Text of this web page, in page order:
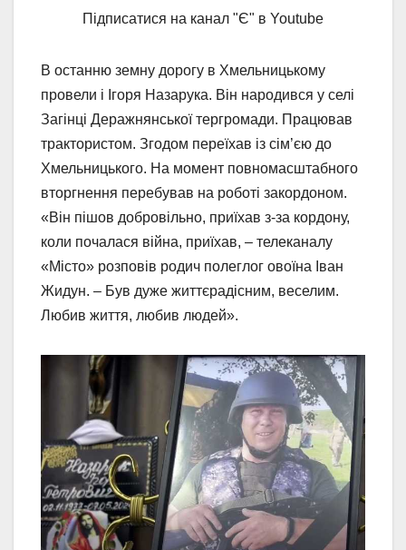
Підписатися на канал "Є" в Youtube
В останню земну дорогу в Хмельницькому
провели і Ігоря Назарука. Він народився у селі
Загінці Деражнянської тергромади. Працював
трактористом. Згодом переїхав із сім’єю до
Хмельницького. На момент повномасштабного
вторгнення перебував на роботі закордоном.
«Він пішов добровільно, приїхав з-за кордону,
коли почалася війна, приїхав, – телеканалу
«Місто» розповів родич полеглог овоїна Іван
Жидун. – Був дуже життєрадісним, веселим.
Любив життя, любив людей».